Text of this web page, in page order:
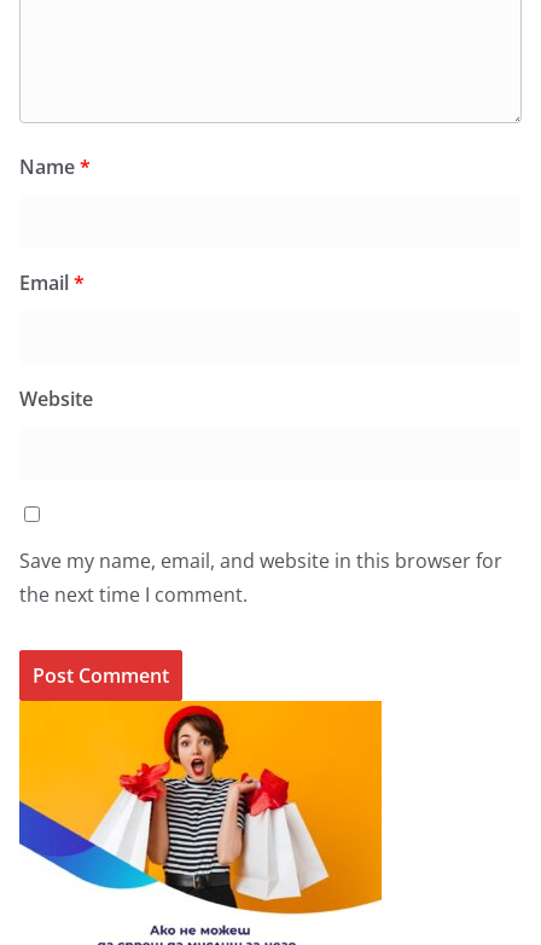
Name*
Email*
Website
Save my name, email, and website in this browser for
the next time I comment.